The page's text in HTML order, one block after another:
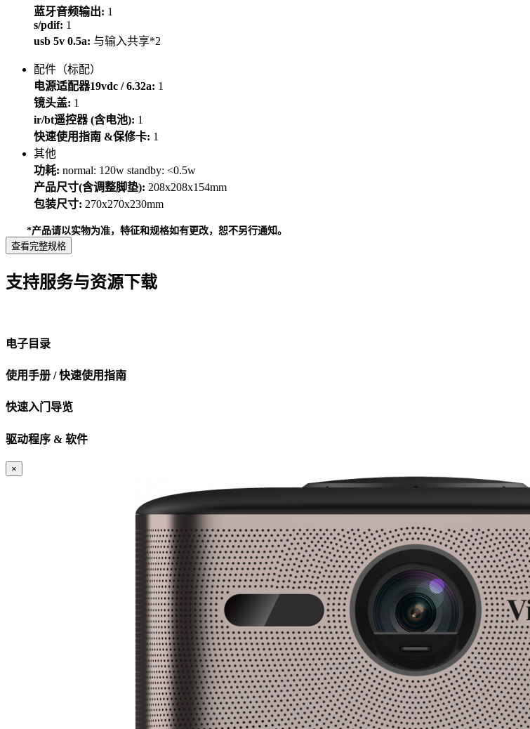
蓝牙音频输出: 1
s/pdif: 1
usb 5v 0.5a: 与输入共享*2
配件（标配）
电源适配器19vdc / 6.32a: 1
镜头盖: 1
ir/bt遥控器 (含电池): 1
快速使用指南 &保修卡: 1
其他
功耗: normal: 120w standby: <0.5w
产品尺寸(含调整脚垫): 208x208x154mm
包装尺寸: 270x270x230mm
*产品请以实物为准，特征和规格如有更改，恕不另行通知。
查看完整规格
支持服务与资源下载
电子目录
使用手册 / 快速使用指南
快速入门导览
驱动程序 & 软件
×